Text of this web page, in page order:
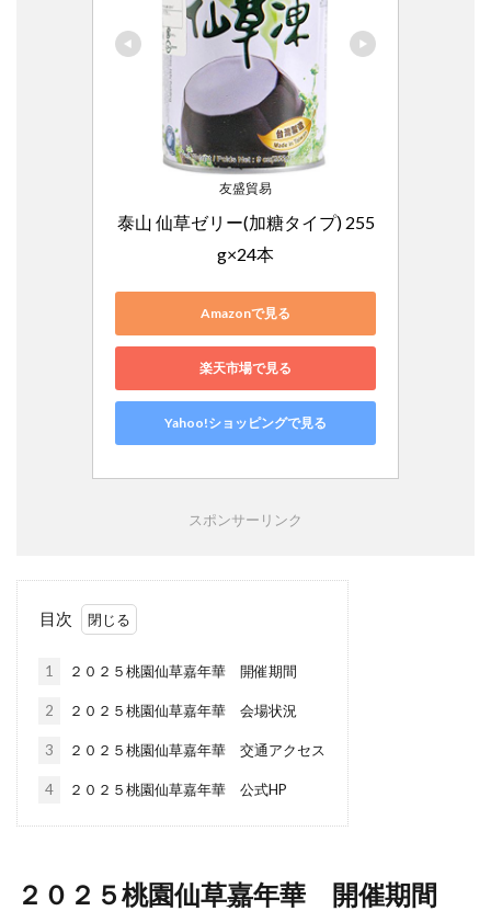
友盛貿易
泰山 仙草ゼリー(加糖タイプ) 255
g×24本
Amazonで見る
楽天市場で見る
Yahoo!ショッピングで見る
スポンサーリンク
目次
1 ２０２５桃園仙草嘉年華 開催期間
2 ２０２５桃園仙草嘉年華 会場状況
3 ２０２５桃園仙草嘉年華 交通アクセス
4 ２０２５桃園仙草嘉年華 公式HP
２０２５桃園仙草嘉年華 開催期間